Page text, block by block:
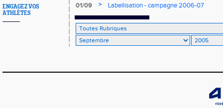
ENGAGEZ VOS
ATHLÈTES
01/09
> Labellisation - campagne 2006-07